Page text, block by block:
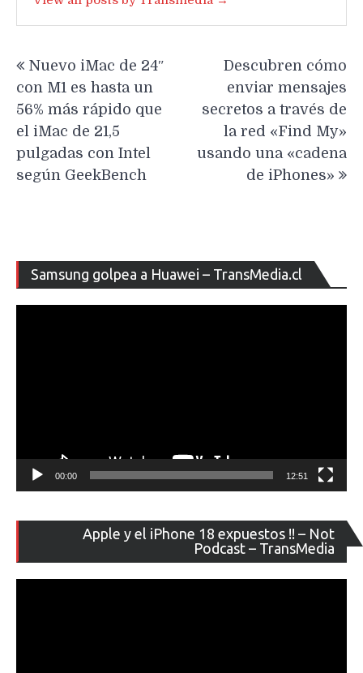
entradas
Nuevo iMac de 24″
con M1 es hasta un
56% más rápido que
el iMac de 21,5
pulgadas con Intel
según GeekBench
Descubren cómo
enviar mensajes
secretos a través de
la red «Find My»
usando una «cadena
de iPhones»
Samsung golpea a Huawei – TransMedia.cl
de
00:00 12:51
Apple y el iPhone 18 expuestos !! – Not
Podcast – TransMedia
de